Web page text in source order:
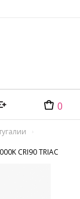
0
CRI90 TRIAC